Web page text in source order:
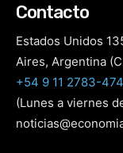
Contacto
Estados Unidos
Aires, Argentina
+54 9 11 2783-
(Lunes a viernes